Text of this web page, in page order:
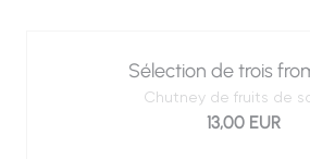
Sélection de trois
Chutney de fruits de
13,00 EUR